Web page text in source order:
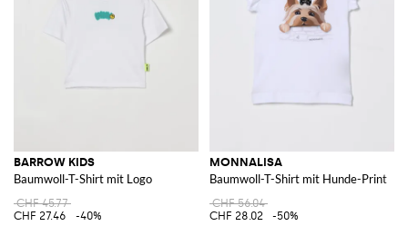
BARROW KIDS
Baumwoll-T-Shirt mit Logo
CHF 45.77
CHF 27.46
-40%
MONNALISA
Baumwoll-T-Shirt mit Hunde-Print
CHF 56.04
CHF 28.02
-50%